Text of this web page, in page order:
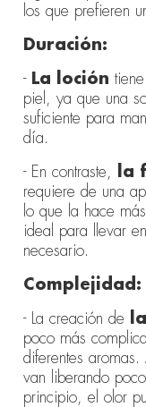
los que prefieren
Duración:
-La loción
piel, ya que una
suficiente para
día.
- En contraste,
la
requiere de una
lo que la hace
ideal para llevar
necesario.
Complejidad:
- La creación de
poco más
diferentes
van liberando
principio, el olor